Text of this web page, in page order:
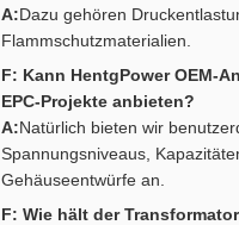
A:Dazu gehören
Flammschutzmaterialien.
F: Kann HentgPower OEM-
EPC-Projekte anbieten?
A:Natürlich bieten wir
Spannungsniveaus,
Gehäuseentwürfe an.
F: Wie hält der